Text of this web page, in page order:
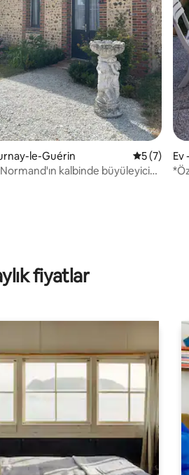
puan, 69 değerlendirme
le-Guérin 55 (7)
kalbinde büyüleyici
Ev
fiyatlar